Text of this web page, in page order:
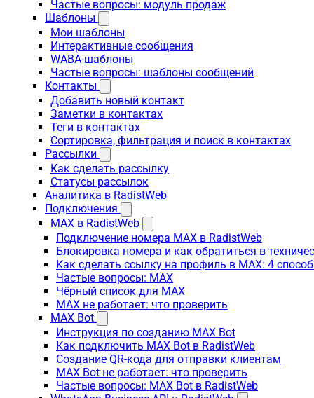
Частые вопросы: модуль продаж
Шаблоны
Мои шаблоны
Интерактивные сообщения
WABA-шаблоны
Частые вопросы: шаблоны сообщений
Контакты
Добавить новый контакт
Заметки в контактах
Теги в контактах
Сортировка, фильтрация и поиск в контактах
Рассылки
Как сделать рассылку
Статусы рассылок
Аналитика в RadistWeb
Подключения
MAX в RadistWeb
Подключение номера MAX в RadistWeb
Блокировка номера и как обратиться в
Как сделать ссылку на профиль в MAX: 4
Частые вопросы: MAX
Чёрный список для MAX
MAX не работает: что проверить
MAX Bot
Инструкция по созданию MAX Bot
Как подключить MAX Bot в RadistWeb
Создание QR-кода для отправки клиентам
MAX Bot не работает: что проверить
Частые вопросы: MAX Bot в RadistWeb